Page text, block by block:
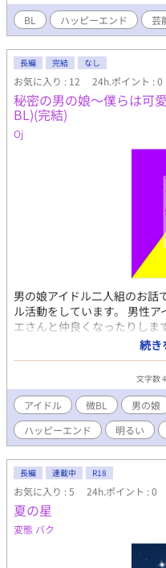
BL ハッピーエンド 芸
長編 完結 なし
お気に入り : 12 24h.ポイント : 0
秘密の男の娘〜僕らは可
BL)(完結)
Oj
男の娘アイドル二人組のお話
ル活動をしています。 男性
エさんと仲良くなったりし
ト 18歳金髪ロング イメー
年。ややガチムチ体系。 熱
ドルになろうと思ったらな
勉強はできない。アイドルの
る。高校三年生そろそろ卒
黒髪ロング。 イメージカラ
ダー。 クール美少年、顔がと
わからないうちに今の社長に
頭はいいけど運動は不得意。
見てから自分も夢を与えられ
三年生そろそろ卒業。大学
セプトは魔法少女姉妹 事務
拓哉 ナカジマタクヤ 19歳。
のアイドルグループのセンタ
ンスが得意。イメージカラ
続き
文字数
アイドル 微BL 男の娘
ハッピーエンド
明るい
長編 連載中 R18
お気に入り : 5 24h.ポイント : 0
夏の星
変態 バク